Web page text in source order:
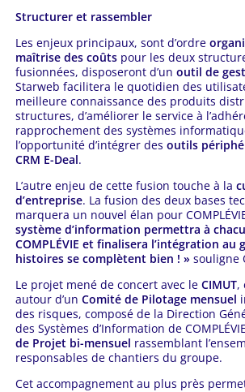
Structurer et rassembler
Les enjeux principaux, sont d’ordre
maîtrise des coûtspour les deux
fusionnées, disposeront d’un outil de
Starweb facilitera le quotidien des
meilleure connaissance des produits
structures, d’améliorer le service à
rapprochement des systèmes
l’opportunité d’intégrer des outils
CRM E-Deal.
L’autre enjeu de cette fusion touche à la
d’entreprise. La fusion des deux bases
marquera un nouvel élan pour
système d’information permettra à
COMPLÉVIE et finalisera l’intégration au
histoires se complètent bien ! » souligne
Le projet mené de concert avec le CIMUT,
autour d’un Comité de Pilotage mensuel
des risques, composé de la Direction
des Systèmes d’Information de
de Projet bi-mensuel rassemblant
responsables de chantiers du groupe.
Cet accompagnement au plus près